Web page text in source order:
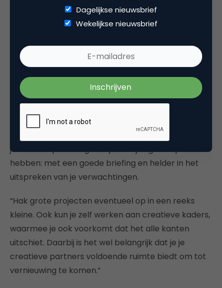
“Ik vind de klik met de mensen met wie je
zit graag met de creatieven aan tafel en niet alleen
met de account- of projectmanagers. Ik vind dat
veel bureaus te veel overhead hebben en dat je
vaak met te veel mensen moet praten om tot de
kern te komen. Daarom werk ik het liefste met
kleine bureaus, experts op hun eigen gebied. Wij
rijgen het geheel zelf wel aan elkaar. Verder moet
je zelf als opdrachtgever je zaakjes goed op orde
hebben: met een goede briefing en helder in het
uitspreken van je verwachtingen.
“Hak grote projecten eventueel op in een reeks
kleine. Ook kun je zelf werken aan creatieve kaders,
waarmee je ook voorkomt dat het alle kanten
uitschiet. Daarbij is het wel belangrijk dat je je
creatieve partners voldoende ruimte biedt om tot
vernieuwing te komen.”
Dagelijkse nieuwsbrief
Wekelijkse nieuwsbrief